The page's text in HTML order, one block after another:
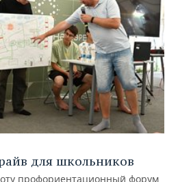
для школьников
профориентационный форум